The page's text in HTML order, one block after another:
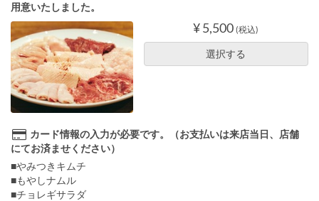
用意いたしました。
¥ 5,500 (税込)
選択する
カード情報の入力が必要です。（お支払いは来店当日、店舗
にてお済ませください）
■やみつきキムチ
■もやしナムル
■チョレギサラダ